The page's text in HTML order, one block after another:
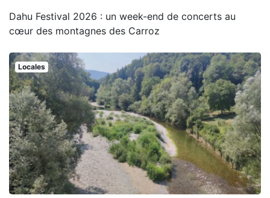
Dahu Festival 2026 : un week-end de concerts au
cœur des montagnes des Carroz
Locales